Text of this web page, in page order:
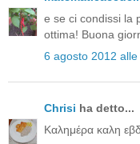
e se ci condissi la
ottima! Buona
6 agosto 2012
Chrisi ha detto...
Καλημέρα καλη